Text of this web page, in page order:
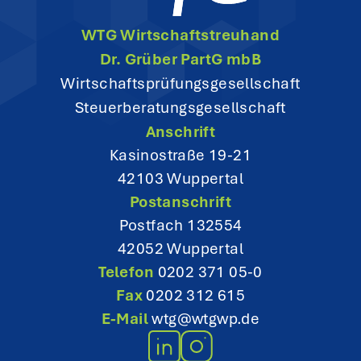
WTG Wirtschaftstreuhand
Dr. Grüber PartG mbB
Wirtschaftsprüfungsgesellschaft
Steuerberatungsgesellschaft
Anschrift
Kasinostraße 19-21
42103 Wuppertal
Postanschrift
Postfach 132554
42052 Wuppertal
Telefon 0202 371 05-0
Fax 0202 312 615
E-Mailwtg@wtgwp.de